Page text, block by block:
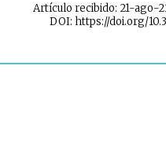
Artículo recibido: 21-ago-
DOI: https://doi.org/